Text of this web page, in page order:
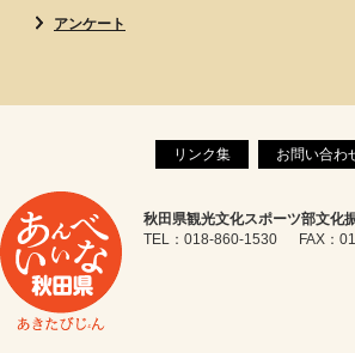
アンケート
リンク集 お問い合わ
秋田県観光文化スポーツ部文化
TEL：018-860-1530 FAX：